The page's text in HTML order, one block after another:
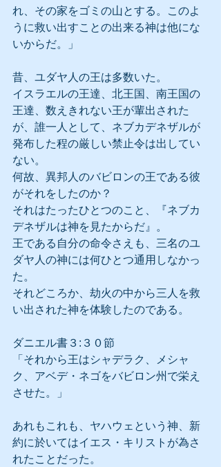
れ、その家をゴミの山とする。このよ
うに救い出すことの出来る神は他にな
いからだ。」
昔、ユダヤ人の王は多数いた。
イスラエルの王達、北王国、南王国の
王達、数えきれない王が輩出された
が、誰一人として、ネブカデネザルが
発布した程の厳しい禁止令は出してい
ない。
何故、異邦人のバビロンの王である彼
がそれをしたのか？
それはたったひとつのこと、『ネブカ
デネザルは神を見たからだ』。
王である自分の命令さえも、三名のユ
ダヤ人の神には何ひとつ通用しなかっ
た。
それどころか、劫火の中から三人を救
い出された神を体験したのである。
ダニエル書３:３０節
「それから王はシャデラク、メシャ
ク、アベデ・ネゴをバビロン州で栄え
させた。」
あれもこれも、ヤハウェという神、新
約に於いてはイエス・キリストが為さ
れたことだった。